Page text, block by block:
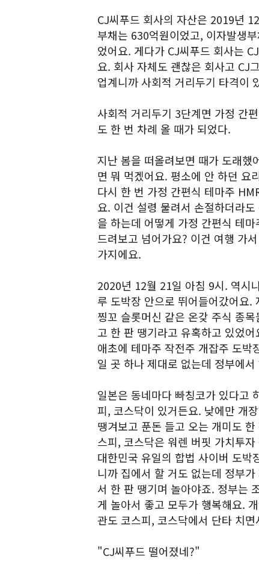
CJ씨푸드 회사의 자산은 2019년
부채는 630억원이었고, 이자발생
었어요. 게다가 CJ씨푸드 회사는
요. 회사 자체도 괜찮은 회사고 CJ
업계니까 사회적 거리두기 타격이
사회적 거리두기 3단계면 가정 간
도 한 번 차례 올 때가 되었다.
지난 봄을 떠올려보면 때가 도래했
면 뭐 먹겠어요. 평소에 안 하던 요
다시 한 번 가정 간편식 테마주
요. 이건 설령 물려서 손절하더라
을 하는데 어떻게 가정 간편식 테
드려보고 넘어가요? 이건 여행 가
가지에요.
2020년 12월 21일 아침 9시. 역시
루 도박장 안으로 뛰어들어갔어요.
찡꼬 슬롯머신 같은 온갖 주식 종
고 한 판 땡기라고 유혹하고 있었
애초에 테마주 작전주 개잡주 도
일 곳 하나 제대로 없는데 정부에
일본은 동네마다 빠칭코가 있다고
피, 코스닥이 있거든요. 낮에만 개
땡겨보고 푼돈 들고 오는 개미도
스피, 코스닥은 워렌 버핏 가치투
대한민국 유일의 합법 사이버 도박
니까 집에서 할 거도 없는데 정부
서 한 판 땡기며 놀아야죠. 정부는
게 놀아서 좋고 모두가 행복해요.
관도 코스피, 코스닥에서 단타 치
"CJ씨푸드 떨어졌네?"